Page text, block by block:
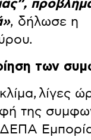
, δήλωσε η
των
λίγες
της